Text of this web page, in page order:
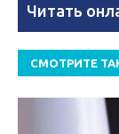
Читать
СМОТРИТЕ